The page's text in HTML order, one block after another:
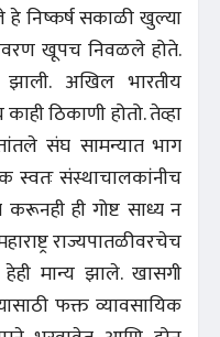
निष्कर्ष सकाळी खुल्या
खूपच निवळले होते.
अखिल भारतीय
ठिकाणी होतो. तेव्हा
संघ सामन्यात भाग
संस्थाचालकांनीच
करूनही ही गोष्ट साध्य न
राज्यपातळीवरचेच
हेही मान्य झाले. खासगी
फक्त व्यावसायिक